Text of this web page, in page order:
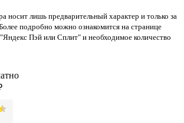
носит лишь предварительный характер и только за
подробно можно ознакомится на странице
Пэй или Сплит" и необходимое количество